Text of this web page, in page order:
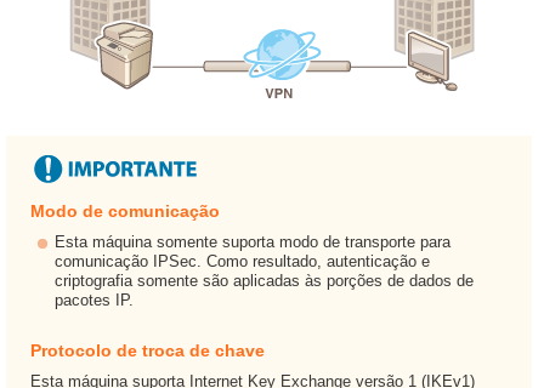
Modo de comunicação
Esta máquina somente suporta modo de transporte para
comunicação IPSec. Como resultado, autenticação e
criptografia somente são aplicadas às porções de dados de
pacotes IP.
Protocolo de troca de chave
Esta máquina suporta Internet Key Exchange versão 1 (IKEv1)